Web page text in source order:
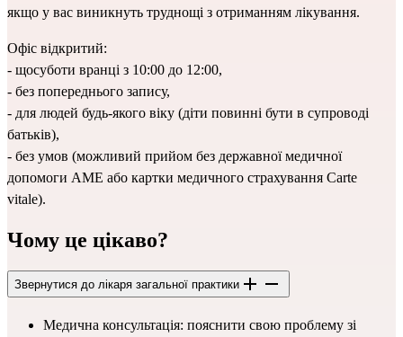
якщо у вас виникнуть труднощі з отриманням лікування.
Офіс відкритий:
- щосуботи вранці з 10:00 до 12:00,
- без попереднього запису,
- для людей будь-якого віку (діти повинні бути в супроводі
батьків),
- без умов (можливий прийом без державної медичної
допомоги AME або картки медичного страхування Carte
vitale).
Чому це цікаво?
Звернутися до лікаря загальної практики
Медична консультація: пояснити свою проблему зі